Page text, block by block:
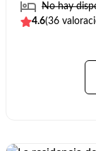
No hay
4.6(36